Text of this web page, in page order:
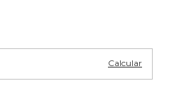
Calcular